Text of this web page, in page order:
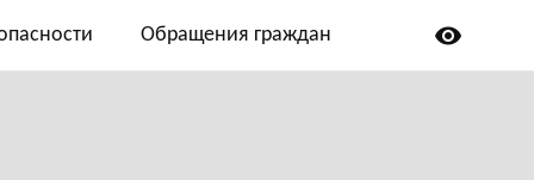
Обращения граждан visibility